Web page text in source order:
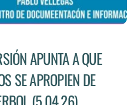
APUNTA A QUE
SE APROPIEN DE